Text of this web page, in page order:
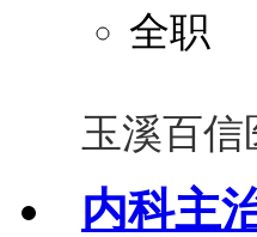
全职
玉溪百
内科主